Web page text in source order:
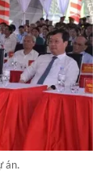
án.